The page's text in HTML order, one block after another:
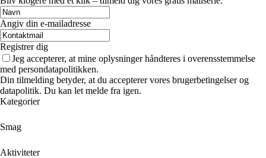
Angiv din e-mailadresse
Registrer dig
Jeg accepterer, at mine oplysninger håndteres i overensstemmelse
med persondatapolitikken.
Din tilmelding betyder, at du accepterer vores brugerbetingelser og
datapolitik. Du kan let melde fra igen.
Kategorier
Smag
Aktiviteter